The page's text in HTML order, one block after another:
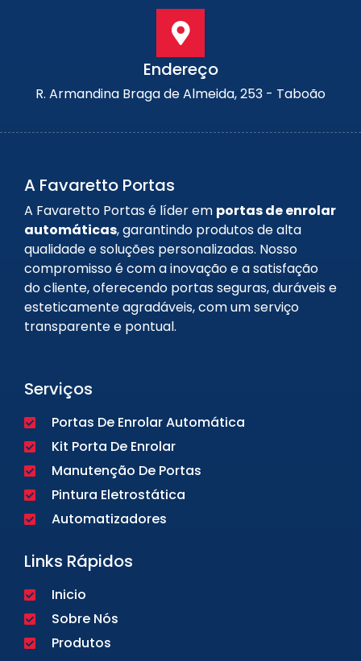
Endereço
R. Armandina Braga de Almeida, 253 - Taboão
A Favaretto Portas
A Favaretto Portas é líder em portas de enrolar
automáticas, garantindo produtos de alta
qualidade e soluções personalizadas. Nosso
compromisso é com a inovação e a satisfação
do cliente, oferecendo portas seguras, duráveis e
esteticamente agradáveis, com um serviço
transparente e pontual.
Serviços
Portas De Enrolar Automática
Kit Porta De Enrolar
Manutenção De Portas
Pintura Eletrostática
Automatizadores
Links Rápidos
Inicio
Sobre Nós
Produtos